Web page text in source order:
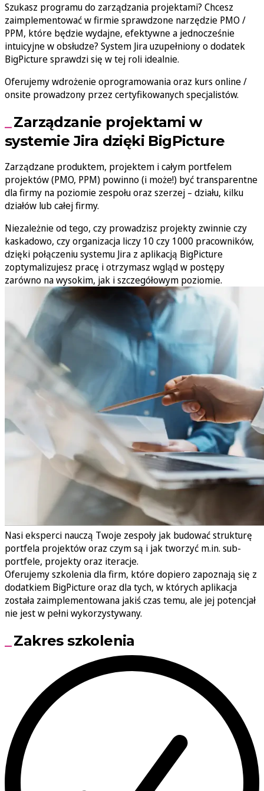
Szukasz programu do zarządzania projektami? Chcesz
zaimplementować w firmie sprawdzone narzędzie PMO /
PPM, które będzie wydajne, efektywne a jednocześnie
intuicyjne w obsłudze? System Jira uzupełniony o dodatek
BigPicture sprawdzi się w tej roli idealnie.
Oferujemy wdrożenie oprogramowania oraz kurs online /
onsite prowadzony przez certyfikowanych specjalistów.
Zarządzanie projektami w
systemie Jira dzięki BigPicture
Zarządzane produktem, projektem i całym portfelem
projektów (PMO, PPM) powinno (i może!) być transparentne
dla firmy na poziomie zespołu oraz szerzej – działu, kilku
działów lub całej firmy.
Niezależnie od tego, czy prowadzisz projekty zwinnie czy
kaskadowo, czy organizacja liczy 10 czy 1000 pracowników,
dzięki połączeniu systemu Jira z aplikacją BigPicture
zoptymalizujesz pracę i otrzymasz wgląd w postępy
zarówno na wysokim, jak i szczegółowym poziomie.
Nasi eksperci nauczą Twoje zespoły jak budować strukturę
portfela projektów oraz czym są i jak tworzyć m.in. sub-
portfele, projekty oraz iteracje.
Oferujemy szkolenia dla firm, które dopiero zapoznają się z
dodatkiem BigPicture oraz dla tych, w których aplikacja
została zaimplementowana jakiś czas temu, ale jej potencjał
nie jest w pełni wykorzystywany.
Zakres szkolenia